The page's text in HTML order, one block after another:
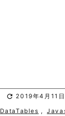
 2019年4月11日
DataTables ,